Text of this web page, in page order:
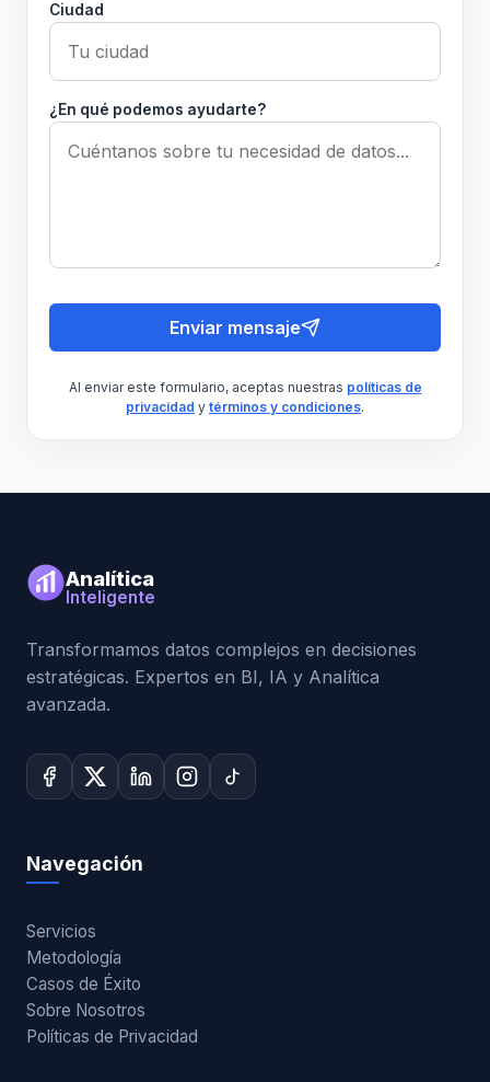
Ciudad
¿En qué podemos ayudarte?
Enviar mensaje
Al enviar este formulario, aceptas nuestras políticas de
privacidad y términos y condiciones.
Analítica
Inteligente
Transformamos datos complejos en decisiones
estratégicas. Expertos en BI, IA y Analítica
avanzada.
Navegación
Servicios
Metodología
Casos de Éxito
Sobre Nosotros
Políticas de Privacidad